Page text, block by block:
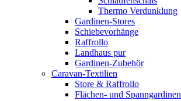
Thermo Verdunklung
Gardinen-Stores
Schiebevorhänge
Raffrollo
Landhaus pur
Gardinen-Zubehör
Caravan-Textilien
Store & Raffrollo
Flächen- und Spanngardinen